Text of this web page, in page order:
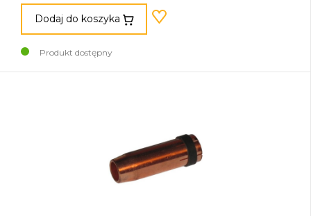
Dodaj do koszyka
Produkt dostępny